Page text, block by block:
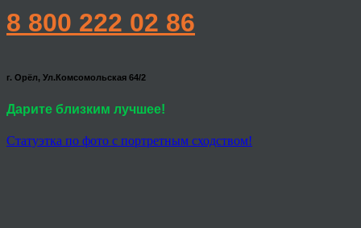
8 800 222 02 86
г. Орёл, Ул.Комсомольская 64/2
Дарите близким лучшее!
Статуэтка по фото с портретным сходством!